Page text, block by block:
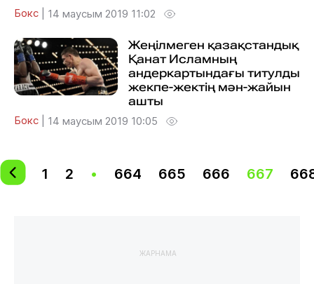
Бокс 14 маусым 2019 11:02
Жеңілмеген қазақстандық
Қанат Исламның
андеркартындағы титулды
жекпе-жектің мән-жайын
ашты
Бокс 14 маусым 2019 10:05
1 2 • 664 665 666 667
ЖАРНАМА